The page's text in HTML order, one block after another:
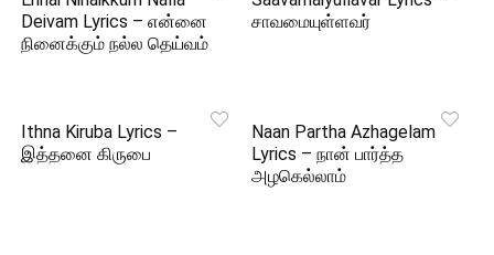
Deivam Lyrics – என்னை
நினைக்கும் நல்ல தெய்வம்
சாவமையுள்ளவர்
Ithna Kiruba Lyrics –
இத்தனை கிருபை
Naan Partha Azhagelam
Lyrics – நான் பார்த்த
அழகெல்லாம்